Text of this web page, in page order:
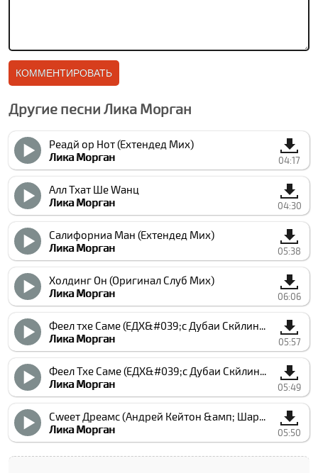
Другие песни Лика Морган
Реадй ор Нот (Еxтендед Миx)
Лика Морган
04:17
Алл Тхат Ше Wанц
Лика Морган
04:30
Cалифорниа Ман (Еxтендед Миx)
Лика Морган
05:38
Холдинг Он (Оригинал Cлуб Миx)
Лика Морган
06:06
Феел тхе Саме (ЕДX&#039;с Дубаи Скйлине Инструментал Миx)
Лика Морган
05:57
Феел Тхе Саме (ЕДX&#039;с Дубаи Скйлине Ремиx)
Лика Морган
05:49
Сwеет Дреамс (Андрей Кейтон &амп; Шарапов Ремиx)
Лика Морган
05:50